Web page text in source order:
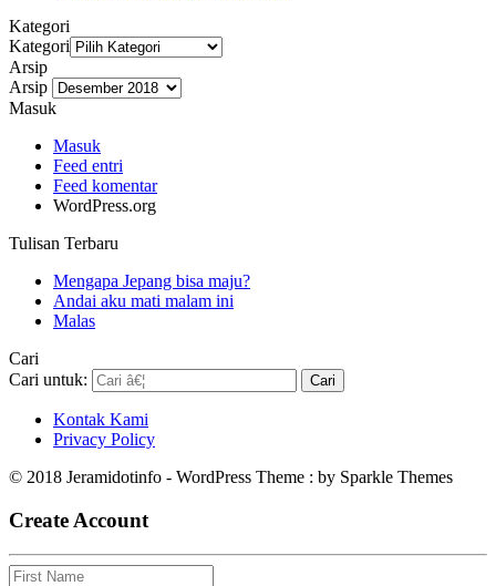
Kategori
Kategori
Arsip
Arsip
Masuk
Masuk
Feed entri
Feed komentar
WordPress.org
Tulisan Terbaru
Mengapa Jepang bisa maju?
Andai aku mati malam ini
Malas
Cari
Cari untuk:
Kontak Kami
Privacy Policy
© 2018 Jeramidotinfo - WordPress Theme : by Sparkle Themes
Create Account